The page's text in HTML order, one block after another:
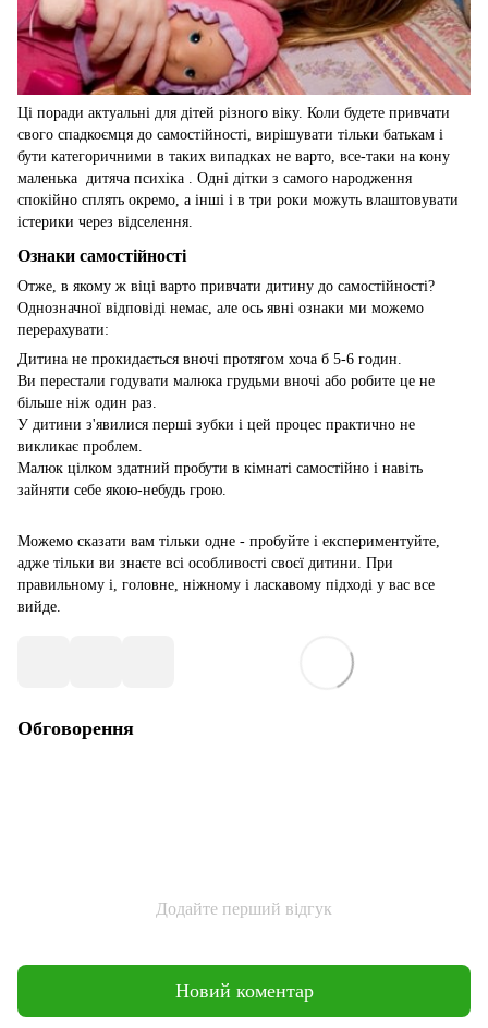
Ці поради актуальні для дітей різного віку. Коли будете привчати
свого спадкоємця до самостійності, вирішувати тільки батькам і
бути категоричними в таких випадках не варто, все-таки на кону
маленька дитяча психіка . Одні дітки з самого народження
спокійно сплять окремо, а інші і в три роки можуть влаштовувати
істерики через відселення.
Ознаки самостійності
Отже, в якому ж віці варто привчати дитину до самостійності?
Однозначної відповіді немає, але ось явні ознаки ми можемо
перерахувати:
Дитина не прокидається вночі протягом хоча б 5-6 годин.
Ви перестали годувати малюка грудьми вночі або робите це не
більше ніж один раз.
У дитини з'явилися перші зубки і цей процес практично не
викликає проблем.
Малюк цілком здатний пробути в кімнаті самостійно і навіть
зайняти себе якою-небудь грою.
Можемо сказати вам тільки одне - пробуйте і експериментуйте,
адже тільки ви знаєте всі особливості своєї дитини. При
правильному і, головне, ніжному і ласкавому підході у вас все
вийде.
Обговорення
Додайте перший відгук
Новий коментар